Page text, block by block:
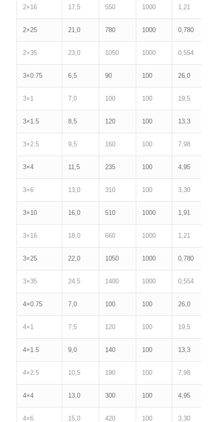
2×16 17,5 550 1000 1,21
2×25 21,0 780 1000 0,780
2×35 23,0 1050 1000 0,554
3×0.75 6,5 90 100 26,0
3×1 7,0 100 100 19,5
3×1.5 8,5 120 100 13,3
3×2.5 9,5 160 100 7,98
3×4 11,5 235 100 4,95
3×6 13,0 310 100 3,30
3×10 16,0 510 1000 1,91
3×16 18,0 660 1000 1,21
3×25 22,0 1050 1000 0,780
3×35 24,5 1400 1000 0,554
4×0.75 7,0 100 100 26,0
4×1 7,5 120 100 19,5
4×1.5 9,0 140 100 13,3
4×2.5 10,5 190 100 7,98
4×4 13,0 300 100 4,95
4×6 15,0 420 100 3,30